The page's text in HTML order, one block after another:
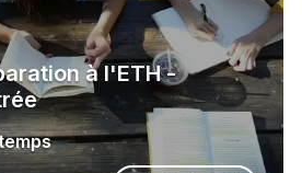
à l'ETH -